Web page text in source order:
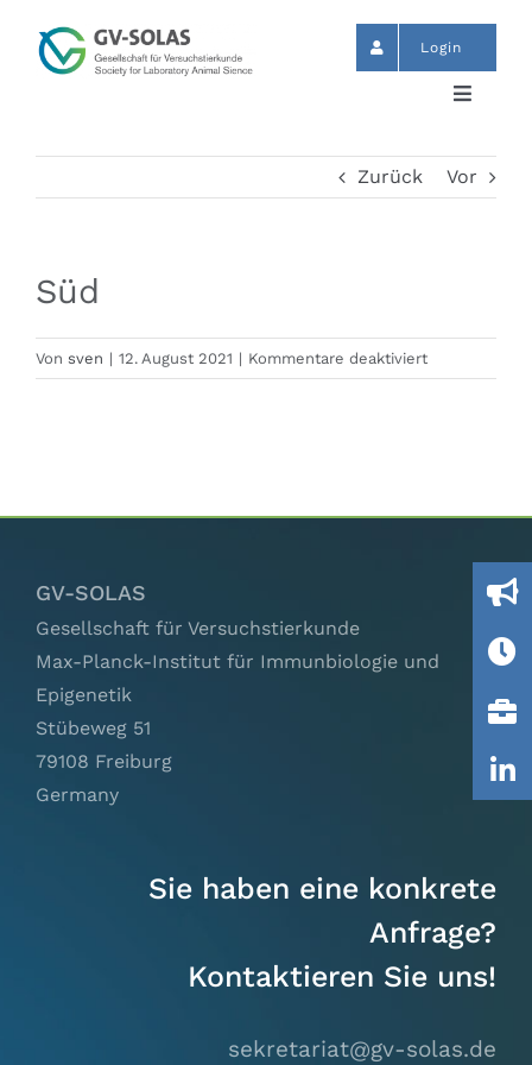
Inhalt
springen
Login
Toggle
Start
IGTP
Jobs
Links
Zurück Vor
Süd
Von sven | 12. August 2021 | Kommentare deaktiviertfür
Süd
GV-SOLAS
Gesellschaft für Versuchstierkunde
Max-Planck-Institut für Immunbiologie und
Epigenetik
Stübeweg 51
79108 Freiburg
Germany
Sie haben eine konkrete
Anfrage?
Kontaktieren Sie uns!
sekretariat@gv-solas.de